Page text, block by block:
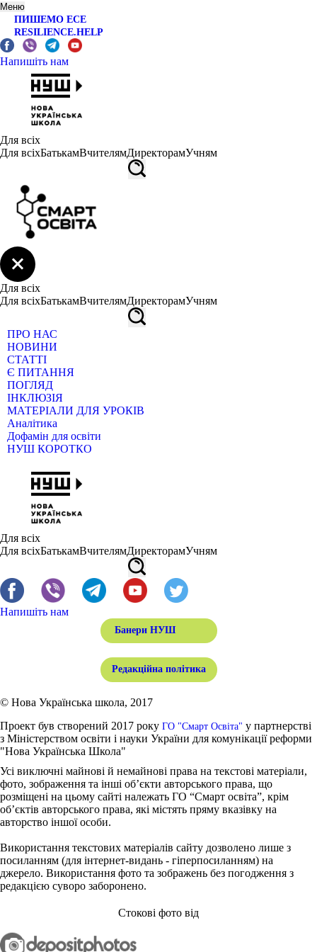
Меню
ПИШЕМО ЕСЕ
RESILIENCE.HELP
Напишіть нам
Для всіх
Для всіхБатькамВчителямДиректорамУчням
Для всіх
Для всіхБатькамВчителямДиректорамУчням
ПРО НАС
НОВИНИ
СТАТТІ
Є ПИТАННЯ
ПОГЛЯД
ІНКЛЮЗІЯ
МАТЕРІАЛИ ДЛЯ УРОКІВ
Аналітика
Дофамін для освіти
НУШ КОРОТКО
Для всіх
Для всіхБатькамВчителямДиректорамУчням
Напишіть нам
Банери НУШ
Редакційна політика
© Нова Українська школа, 2017
Проект був створений 2017 року ГО "Смарт Освіта" у партнерстві
з Міністерством освіти і науки України для комунікації реформи
"Нова Українська Школа"
Усі виключні майнові й немайнові права на текстові матеріали,
фото, зображення та інші об’єкти авторського права, що
розміщені на цьому сайті належать ГО “Смарт освіта”, крім
об’єктів авторського права, які містять пряму вказівку на
авторство іншої особи.
Використання текстових матеріалів сайту дозволено лише з
посиланням (для інтернет-видань - гіперпосиланням) на
джерело. Використання фото та зображень без погодження з
редакцією суворо заборонено.
Стокові фото від